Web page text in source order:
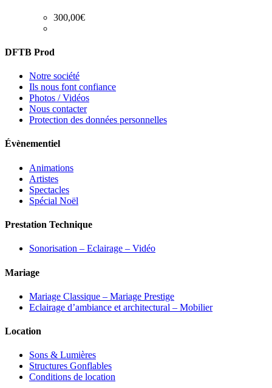
300,00€
DFTB Prod
Notre société
Ils nous font confiance
Photos / Vidéos
Nous contacter
Protection des données personnelles
Évènementiel
Animations
Artistes
Spectacles
Spécial Noël
Prestation Technique
Sonorisation – Eclairage – Vidéo
Mariage
Mariage Classique – Mariage Prestige
Eclairage d’ambiance et architectural – Mobilier
Location
Sons & Lumières
Structures Gonflables
Conditions de location